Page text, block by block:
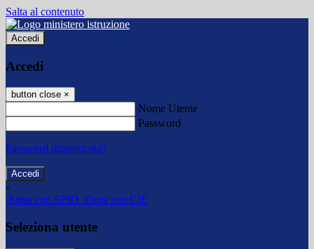
Salta al contenuto
Accedi
Accedi
button close ×
Nome Utente
Password
Password dimenticata?
-
Entra con SPID Entra con CIE
Seleziona utente